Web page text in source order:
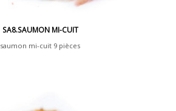
SA8.SAUMON MI-CUIT
saumon mi-cuit 9 pièces